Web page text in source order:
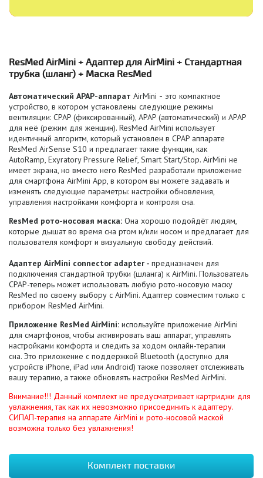
ResMed AirMini + Адаптер для AirMini + Стандартная
трубка (шланг) + Маска ResMed
Автоматический APAP-аппарат AirMini - это компактное
устройство, в котором установлены следующие режимы
вентиляции: CPAP (фиксированный), APAP (автоматический) и APAP
для неё (режим для женщин). ResMed AirMini использует
идентичный алгоритм, который установлен в CPAP аппарате
ResMed AirSense S10 и предлагает такие функции, как
AutoRamp, Exyratory Pressure Relief, Smart Start/Stop. AirMini не
имеет экрана, но вместо него ResMed разработали приложение
для смартфона AirMini App, в котором вы можете задавать и
изменять следующие параметры: настройки обновления,
управления настройками комфорта и контроля сна.
ResMed рото-носовая маска: Она хорошо подойдёт людям,
которые дышат во время сна ртом и/или носом и предлагает для
пользователя комфорт и визуальную свободу действий.
Адаптер AirMini connector adapter - предназначен для
подключения стандартной трубки (шланга) к AirMini. Пользователь
CPAP-теперь может использовать любую рото-носовую маску
ResMed по своему выбору с AirMini. Адаптер совместим только с
прибором ResMed AirMini.
Приложение ResMed AirMini: используйте приложение AirMini
для смартфонов, чтобы активировать ваш аппарат, управлять
настройками комфорта и следить за ходом онлайн-терапии
сна. Это приложение с поддержкой Bluetooth (доступно для
устройств iPhone, iPad или Android) также позволяет отслеживать
вашу терапию, а также обновлять настройки ResMed AirMini.
Внимание!!! Данный комплект не предусматривает картриджи для
увлажнения, так как их невозможно присоединить к адаптеру.
СИПАП-терапия на аппарате AirMini и рото-носовой маской
возможна только без увлажнения!
Комплект поставки